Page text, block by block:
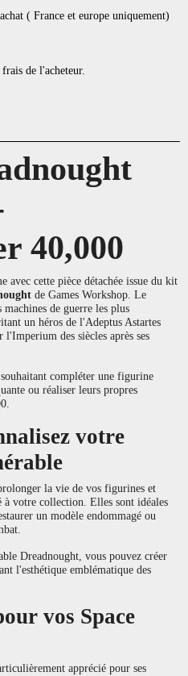
( France et europe uniquement)
de l'acheteur.
40,000
avec cette pièce détachée issue du kit
de Games Workshop. Le
de guerre les plus
un héros de l'Adeptus Astartes
des siècles après ses
compléter une figurine
ou réaliser leurs propres
votre
la vie de vos figurines et
à votre collection. Elles sont idéales
un modèle endommagé ou
Dreadnought, vous pouvez créer
l'esthétique emblématique des
vos Space
apprécié pour ses